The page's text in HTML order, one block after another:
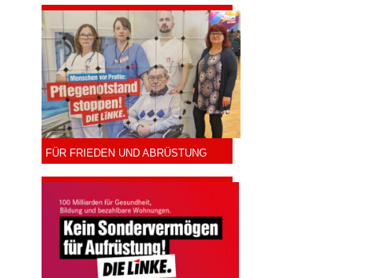
FÜR FRIEDEN UND ABRÜSTUNG